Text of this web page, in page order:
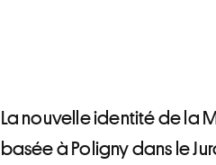
La nouvelle identité de la
basée à Poligny dans le